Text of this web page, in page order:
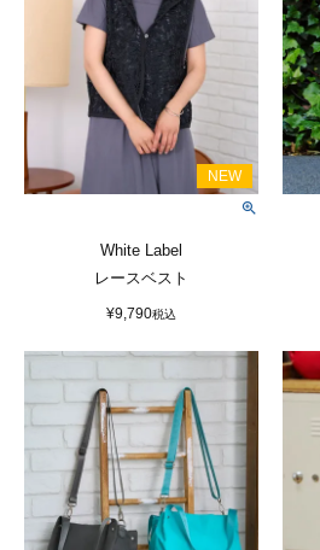
White Label
レースベスト
¥9,790税込